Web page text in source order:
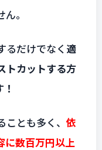
。
るだけでなく 適
トカットする方
ことも多く、依
に数百万円以上